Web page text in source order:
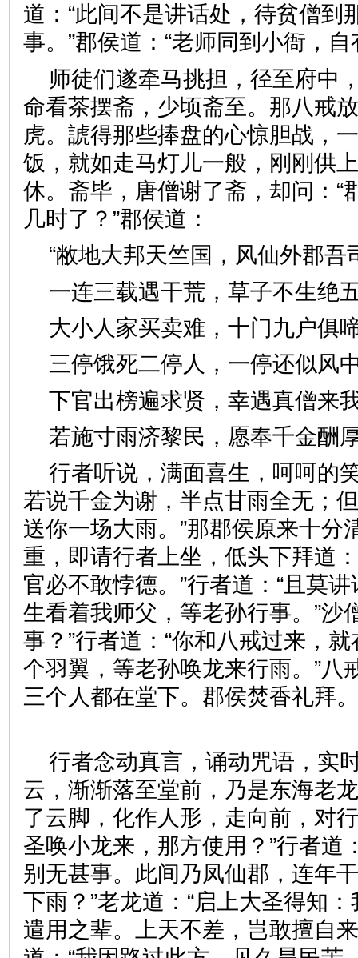
道：“此间不是讲话处，待贫僧到
事。”郡侯道：“老师同到小衙
师徒们遂牵马挑担，径至府中
命看茶摆斋，少顷斋至。那八戒
虎。諕得那些捧盘的心惊胆战，
饭，就如走马灯儿一般，刚刚供
休。斋毕，唐僧谢了斋，却问：“
几时了？”郡侯道：
“敝地大邦天竺国，风仙外
一连三载遇干荒，草子不
大小人家买卖难，十门九
三停饿死二停人，一停还
下官出榜遍求贤，幸遇真
若施寸雨济黎民，愿奉千金
行者听说，满面喜生，呵呵的
若说千金为谢，半点甘雨全无；
送你一场大雨。”那郡侯原来十分
重，即请行者上坐，低头下拜道
官必不敢悖德。”行者道：“且莫
生看着我师父，等老孙行事。”沙
事？”行者道：“你和八戒过来，
个羽翼，等老孙唤龙来行雨。”八
三个人都在堂下。郡侯焚香礼
行者念动真言，诵动咒语，实
云，渐渐落至堂前，乃是东海老
了云脚，化作人形，走向前，对
圣唤小龙来，那方使用？”行者道
别无甚事。此间乃凤仙郡，连年
下雨？”老龙道：“启上大圣得知
遣用之辈。上天不差，岂敢擅自